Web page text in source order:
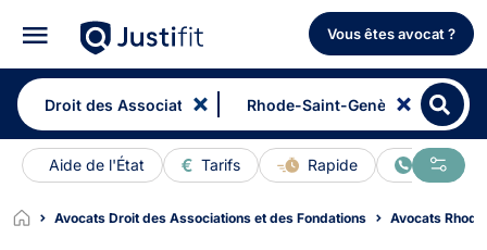
Vous êtes avocat ?
Aide de l'État Tarifs Rapide En ligne
Avocats Droit des Associations et des Fondations Avocats